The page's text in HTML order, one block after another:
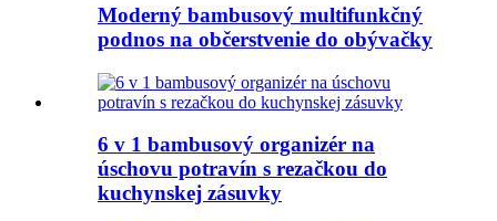
Moderný bambusový multifunkčný
podnos na občerstvenie do obývačky
6 v 1 bambusový organizér na
úschovu potravín s rezačkou do
kuchynskej zásuvky